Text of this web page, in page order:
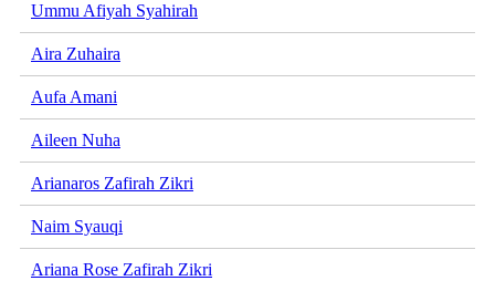
Ummu Afiyah Syahirah
Aira Zuhaira
Aufa Amani
Aileen Nuha
Arianaros Zafirah Zikri
Naim Syauqi
Ariana Rose Zafirah Zikri